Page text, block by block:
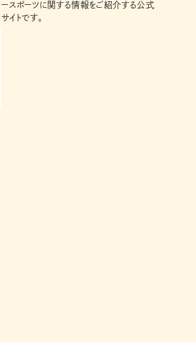
ースポーツに関する情報をご紹介する公式
サイトです。